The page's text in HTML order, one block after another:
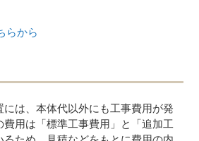
らから
には、本体代以外にも工事費用が発
用は「標準工事費用」と「追加工